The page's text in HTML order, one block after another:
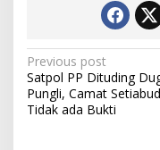
P
o
s
Previous post
Satpol PP Dituding
Pungli, Camat
Tidak ada Bukti